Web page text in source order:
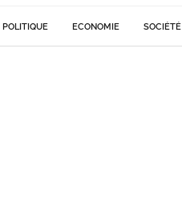
POLITIQUE ECONOMIE SOCIÉTÉ